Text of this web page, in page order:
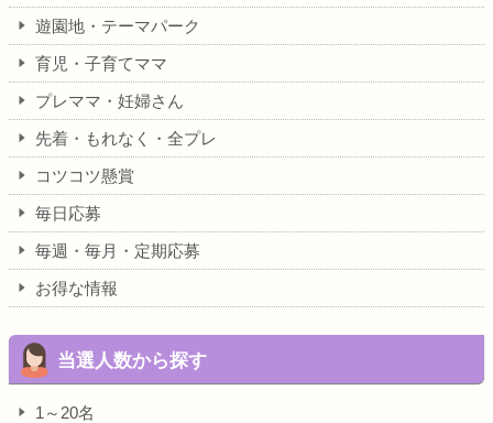
遊園地・テーマパーク
育児・子育てママ
プレママ・妊婦さん
先着・もれなく・全プレ
コツコツ懸賞
毎日応募
毎週・毎月・定期応募
お得な情報
当選人数から探す
1～20名